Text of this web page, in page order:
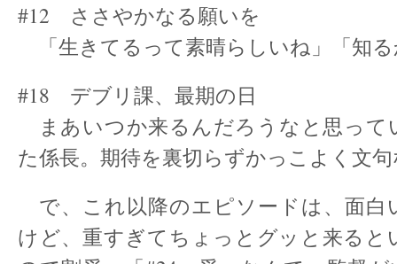
#12 ささやかなる願いを
「生きてるって素晴らしいね」「知
#18 デブリ課、最期の日
まあいつか来るんだろうなと思って
た係長。期待を裏切らずかっこよく文
で、これ以降のエピソードは、面白
けど、重すぎてちょっとグッと来ると